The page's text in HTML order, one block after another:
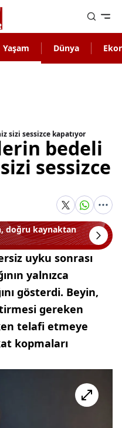
Yaşam Dünya
sizi sessizce kapatıyor
bedeli
sessizce
doğru kaynaktan
uyku sonrası
yalnızca
gösterdi. Beyin,
gereken
telafi etmeye
kopmaları